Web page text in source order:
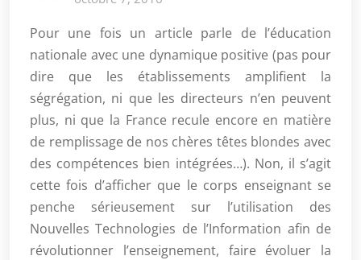
Pour une fois un article parle de l’éducation
nationale avec une dynamique positive (pas pour
dire que les établissements amplifient la
ségrégation, ni que les directeurs n’en peuvent
plus, ni que la France recule encore en matière
de remplissage de nos chères têtes blondes avec
des compétences bien intégrées…). Non, il s’agit
cette fois d’afficher que le corps enseignant se
penche sérieusement sur l’utilisation des
Nouvelles Technologies de l’Information afin de
révolutionner l’enseignement, faire évoluer la